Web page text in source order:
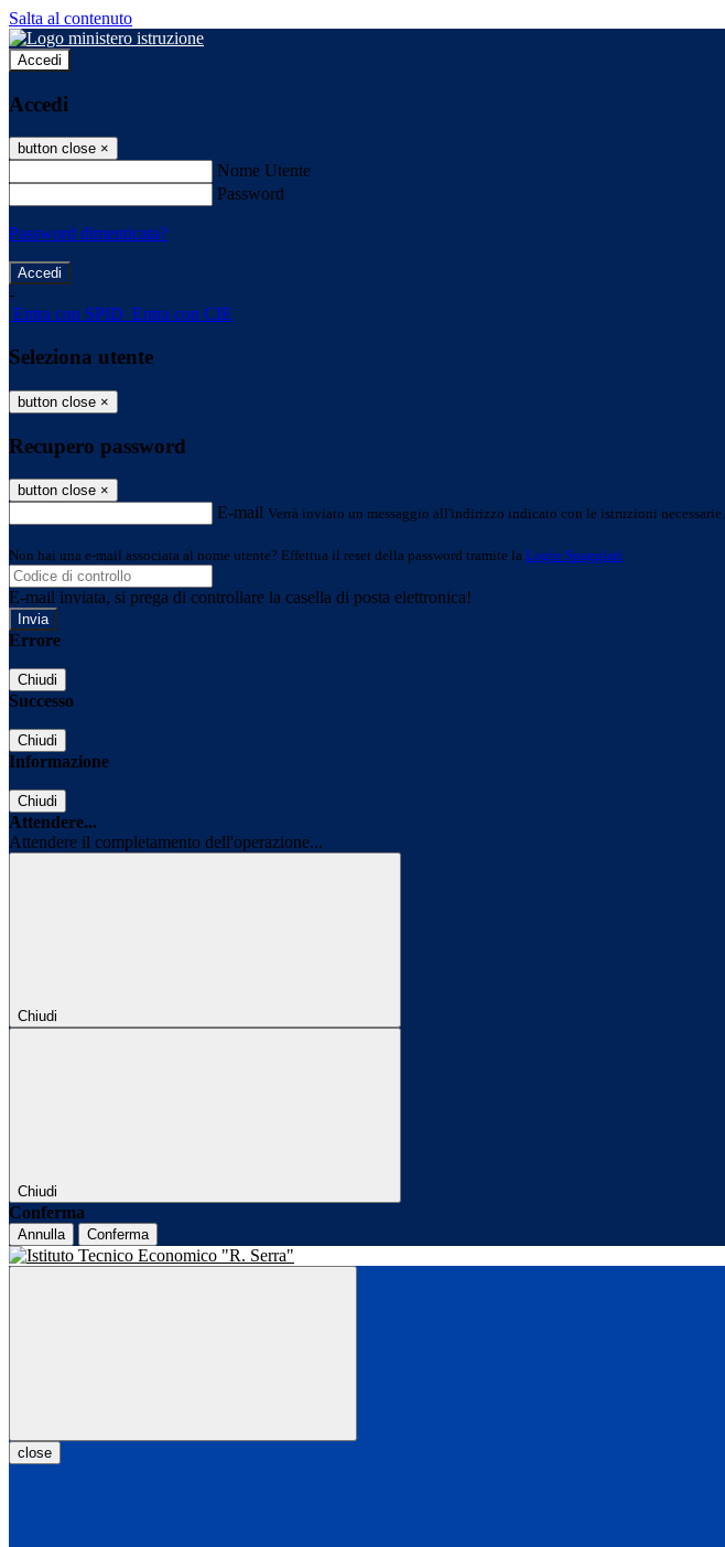
Salta al contenuto
Accedi
Accedi
button close ×
Nome Utente
Password
Password dimenticata?
-
Entra con SPID Entra con CIE
Seleziona utente
button close ×
Recupero password
button close ×
E-mail Verrà inviato un messaggio all'indirizzo indicato con le istruzioni necessarie.
Non hai una e-mail associata al nome utente? Effettua il reset della password tramite la Login Spaggiari
E-mail inviata, si prega di controllare la casella di posta elettronica!
Errore
Chiudi
Successo
Chiudi
Informazione
Chiudi
Attendere...
Attendere il completamento dell'operazione...
Chiudi
Chiudi
Conferma
Annulla Conferma
close